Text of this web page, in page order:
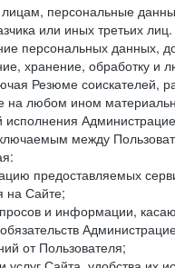
лицам, персональные
или иных третьих лиц.
персональных данных,
хранение, обработку и
Резюме
на любом ином
между
предоставляемых
на Сайте;
и информации,
от Пользователя;